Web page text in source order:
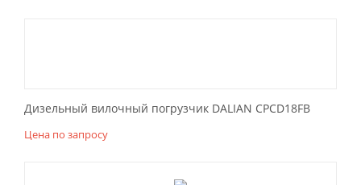
Дизельный вилочный погрузчик DALIAN CPCD18FB
Цена по запросу